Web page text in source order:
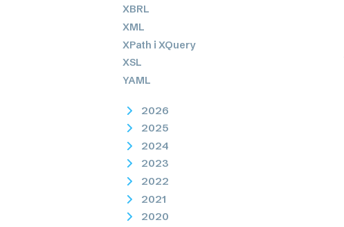
XBRL
XML
XPath i XQuery
XSL
YAML
2026
2025
2024
2023
2022
2021
2020